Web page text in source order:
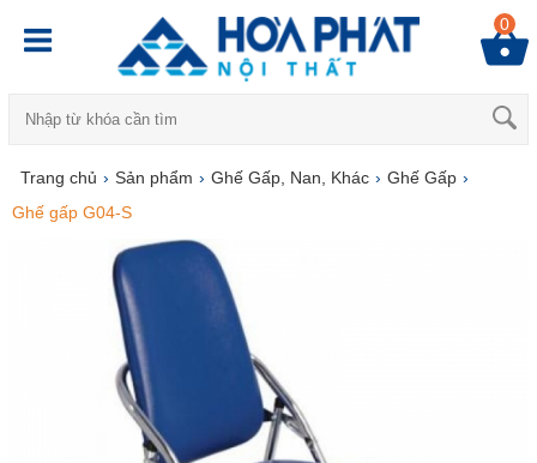
0
Trang chủ › Sản phẩm › Ghế Gấp, Nan, Khác › Ghế Gấp ›
Ghế gấp G04-S